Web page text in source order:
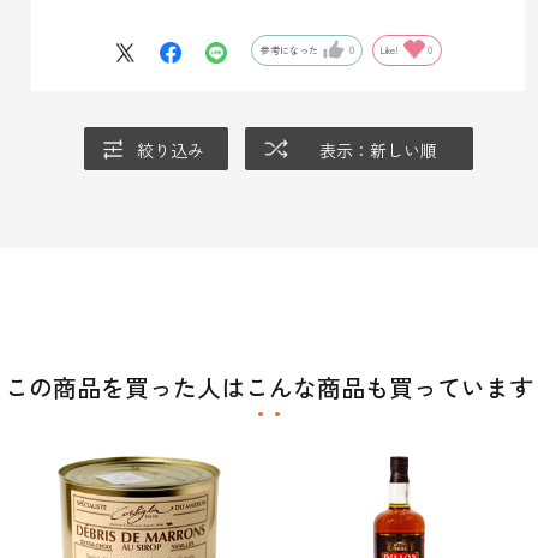
参考になった 0 Like! 0
絞り込み 表示：新しい順
この商品を買った人はこんな商品も買っています